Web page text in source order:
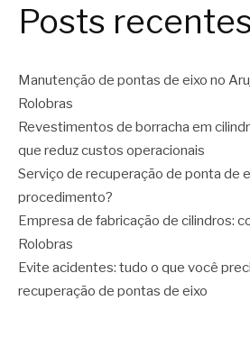
Posts
Manutenção de pontas de eixo no
Rolobras
Revestimentos de borracha em
que reduz custos operacionais
Serviço de recuperação de ponta de
procedimento?
Empresa de fabricação de cilindros:
Rolobras
Evite acidentes: tudo o que você
recuperação de pontas de eixo